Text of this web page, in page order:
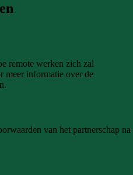
remote werken zich zal
meer informatie over de
van het partnerschap na